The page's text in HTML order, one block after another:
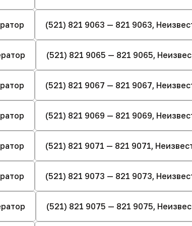
(521) 821 9063 — 821 9063,
(521) 821 9065 — 821 9065,
(521) 821 9067 — 821 9067,
(521) 821 9069 — 821 9069,
(521) 821 9071 — 821 9071,
(521) 821 9073 — 821 9073,
(521) 821 9075 — 821 9075,